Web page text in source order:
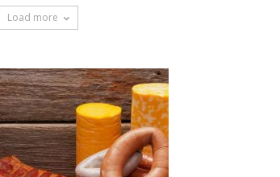
Load more